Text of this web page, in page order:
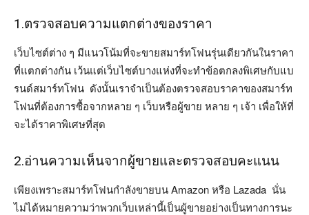
1.ตรวจสอบความแตกต่างของราคา
เว็บไซต์ต่าง ๆ มีแนวโน้มที่จะขายสมาร์ทโฟนรุ่นเดียวกันในราคา
ที่แตกต่างกัน เว้นแต่เว็บไซต์บางแห่งที่จะทำข้อตกลงพิเศษกับแบ
รนด์สมาร์ทโฟน ดังนั้นเราจำเป็นต้องตรวจสอบราคาของสมาร์ท
โฟนที่ต้องการซื้อจากหลาย ๆ เว็บหรือผู้ขาย หลาย ๆ เจ้า เพื่อให้ที่
จะได้ราคาพิเศษที่สุด
2.อ่านความเห็นจากผู้ขายและตรวจสอบคะแนน
เพียงเพราะสมาร์ทโฟนกำลังขายบน Amazon หรือ Lazada นั่น
ไม่ได้หมายความว่าพวกเว็บเหล่านี้เป็นผู้ขายอย่างเป็นทางการนะ